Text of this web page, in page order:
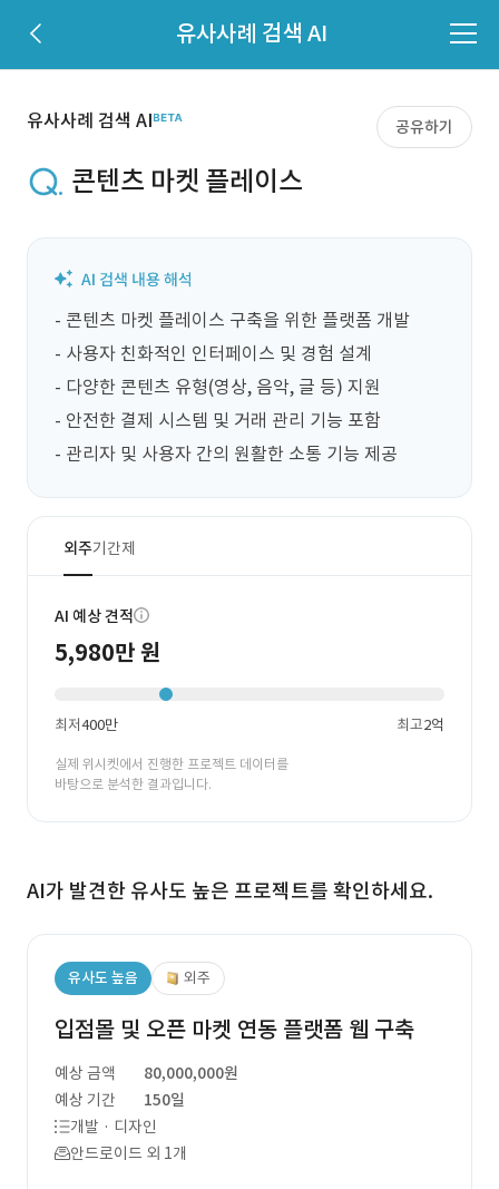
유사사례 검색 AI
유사사례 검색 AI 공유하기
콘텐츠 마켓 플레이스
- 콘텐츠 마켓 플레이스 구축을 위한 플랫폼 개발
- 사용자 친화적인 인터페이스 및 경험 설계
- 다양한 콘텐츠 유형(영상, 음악, 글 등) 지원
- 안전한 결제 시스템 및 거래 관리 기능 포함
- 관리자 및 사용자 간의 원활한 소통 기능 제공
외주기간제
AI 예상 견적
5,980만 원
최저400만 최고2억
실제 위시켓에서 진행한 프로젝트 데이터를
바탕으로 분석한 결과입니다.
AI가 발견한 유사도 높은 프로젝트를 확인하세요.
유사도 높음 외주
입점몰 및 오픈 마켓 연동 플랫폼 웹 구축
예상 금액
80,000,000원
예상 기간
150일
개발 · 디자인
안드로이드 외 1개